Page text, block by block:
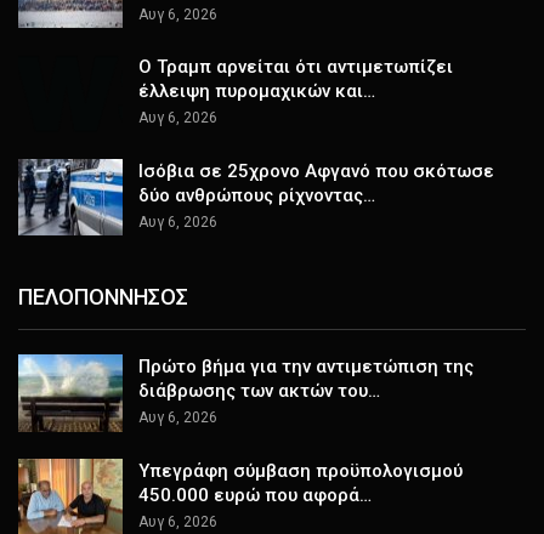
Αυγ 6, 2026
Ο Τραμπ αρνείται ότι αντιμετωπίζει
έλλειψη πυρομαχικών και…
Αυγ 6, 2026
Ισόβια σε 25χρονο Αφγανό που σκότωσε
δύο ανθρώπους ρίχνοντας…
Αυγ 6, 2026
ΠΕΛΟΠΟΝΝΗΣΟΣ
Πρώτο βήμα για την αντιμετώπιση της
διάβρωσης των ακτών του…
Αυγ 6, 2026
Υπεγράφη σύμβαση προϋπολογισμού
450.000 ευρώ που αφορά…
Αυγ 6, 2026